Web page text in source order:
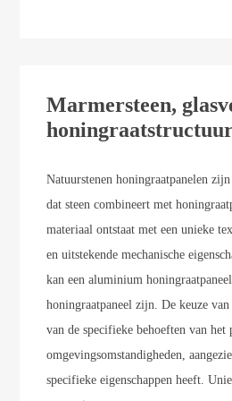
Marmersteen,
Natuurstenen honingraatpanelen
dat steen combineert met
materiaal ontstaat met een unieke
en uitstekende mechanische
kan een aluminium
honingraatpaneel zijn. De keuze
van de specifieke behoeften van het
omgevingsomstandigheden,
specifieke eigenschappen heeft.